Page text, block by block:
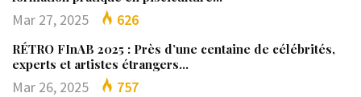
Mar 27, 2025 626
RÉTRO FInAB 2025 : Près d’une centaine de célébrités,
experts et artistes étrangers…
Mar 26, 2025 757